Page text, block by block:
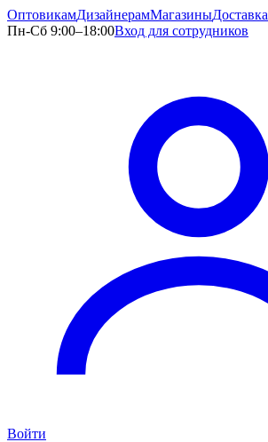
ОптовикамДизайнерамМагазиныДоставка
Пн-Сб 9:00–18:00Вход для сотрудников
Войти